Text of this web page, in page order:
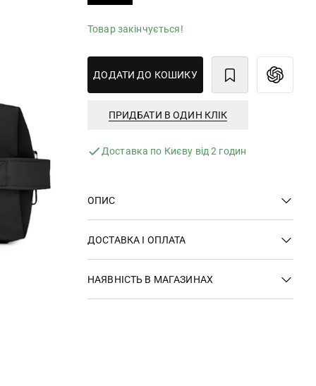
Товар закінчується!
ДОДАТИ ДО КОШИКУ
ПРИДБАТИ В ОДИН КЛІК
Доставка по Києву від 2 годин
ОПИС
ДОСТАВКА І ОПЛАТА
НАЯВНІСТЬ В МАГАЗИНАХ